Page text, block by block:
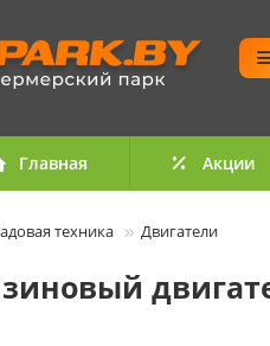
Главная Акции
техника Двигатели